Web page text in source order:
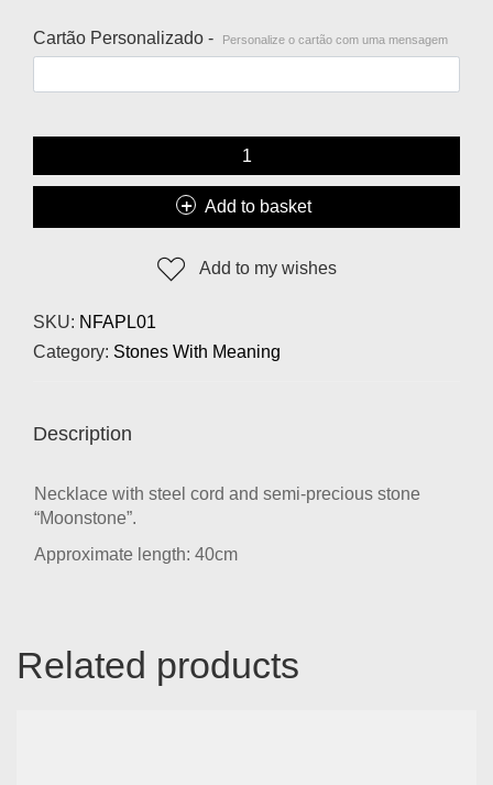
Cartão Personalizado - Personalize o cartão com uma mensagem
Add to basket
Add to my wishes
SKU: NFAPL01
Category: Stones With Meaning
Description
Necklace with steel cord and semi-precious stone
“Moonstone”.
Approximate length: 40cm
Related products